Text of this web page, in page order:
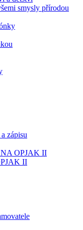
smysly přírodou
zápisu
OPJAK II
II